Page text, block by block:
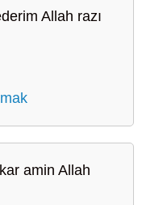
Allah razı
amin Allah